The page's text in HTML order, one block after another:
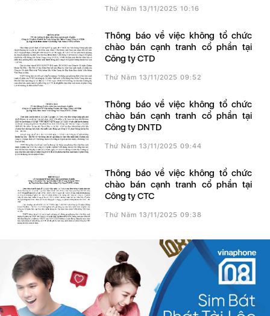
Thứ Năm 13/11/2025 10:16
Thông báo về việc không tổ chức
chào bán cạnh tranh cổ phần tại
Công ty CTD
Thứ Năm 13/11/2025 09:52
Thông báo về việc không tổ chức
chào bán cạnh tranh cổ phần tại
Công ty DNTD
Thứ Năm 13/11/2025 09:44
Thông báo về việc không tổ chức
chào bán cạnh tranh cổ phần tại
Công ty CTC
Thứ Năm 13/11/2025 09:38